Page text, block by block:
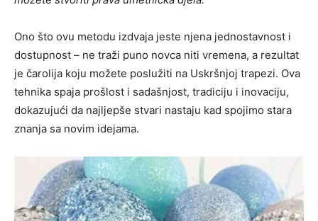
Ono što ovu metodu izdvaja jeste njena jednostavnost i
dostupnost – ne traži puno novca niti vremena, a rezultat
je čarolija koju možete poslužiti na Uskršnjoj trapezi. Ova
tehnika spaja prošlost i sadašnjost, tradiciju i inovaciju,
dokazujući da najljepše stvari nastaju kad spojimo stara
znanja sa novim idejama.